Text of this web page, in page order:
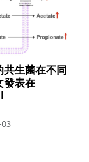
生菌在不同
發表在